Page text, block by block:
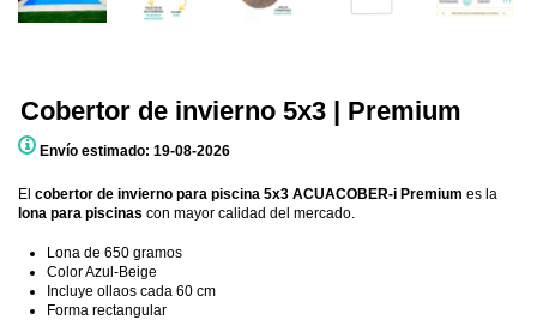
Cobertor de invierno 5x3 | Premium
Envío estimado: 19-08-2026
El cobertor de invierno para piscina 5x3 ACUACOBER-i Premium es la
lona para piscinas con mayor calidad del mercado.
Lona de 650 gramos
Color Azul-Beige
Incluye ollaos cada 60 cm
Forma rectangular